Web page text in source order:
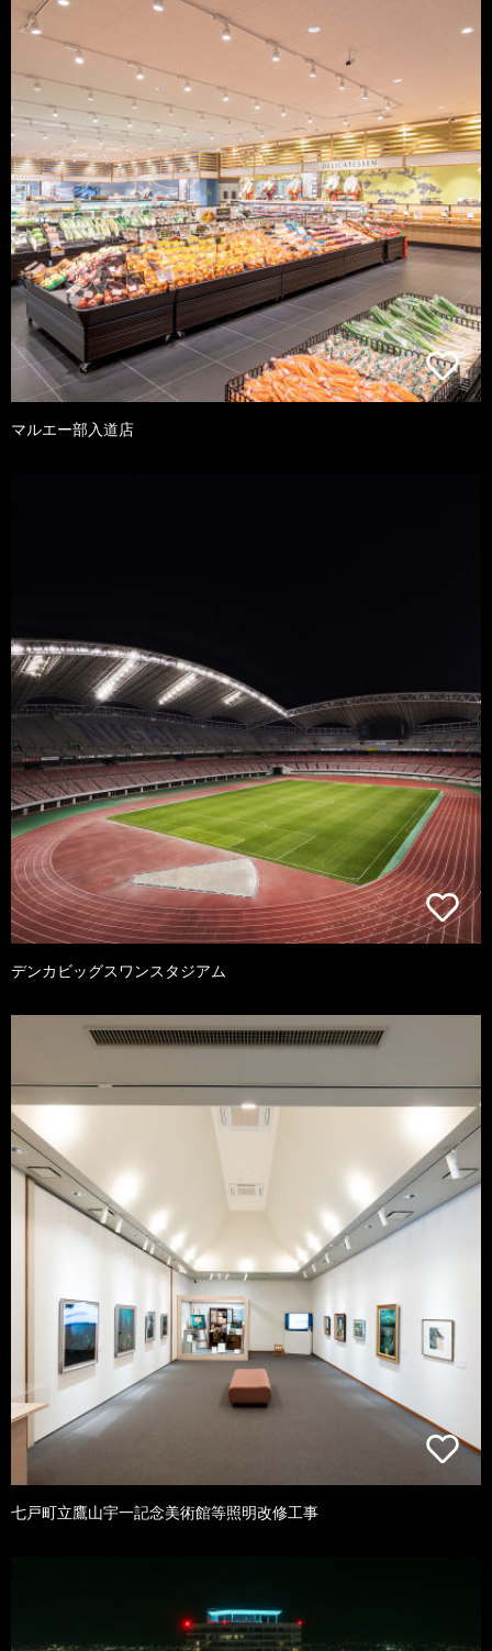
マルエー部入道店
デンカビッグスワンスタジアム
七戸町立鷹山宇一記念美術館等照明改修工事